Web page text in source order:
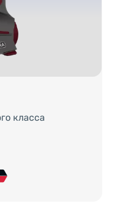
класса